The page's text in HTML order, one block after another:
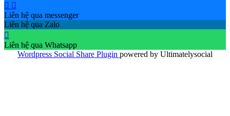
Liên hệ qua messenger
Liên hệ qua Zalo
Liên hệ qua Whatsapp
Wordpress Social Share Plugin powered by Ultimatelysocial